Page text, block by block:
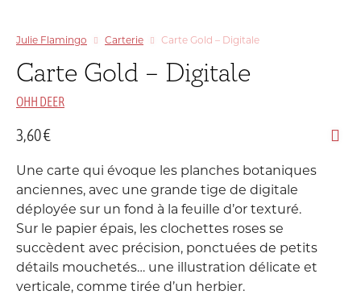
Julie Flamingo Carterie Carte Gold – Digitale
Carte Gold – Digitale
OHH DEER
3,60€
Une carte qui évoque les planches botaniques
anciennes, avec une grande tige de digitale
déployée sur un fond à la feuille d’or texturé.
Sur le papier épais, les clochettes roses se
succèdent avec précision, ponctuées de petits
détails mouchetés… une illustration délicate et
verticale, comme tirée d’un herbier.